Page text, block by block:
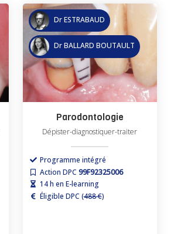
Dr ESTRABAUD
Dr BALLARD BOUTAULT
Parodontologie
Dépister-diagnostiquer-traiter
Programme intégré
Action DPC 99F92325006
14 h en E-learning
Éligible DPC (488 €)